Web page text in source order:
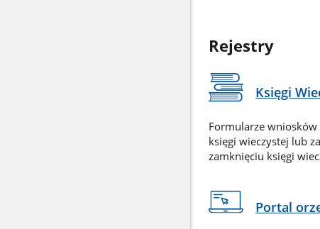
Rejestry
Księgi
Formularze
księgi wieczystej lub
zamknięciu księgi
Portal